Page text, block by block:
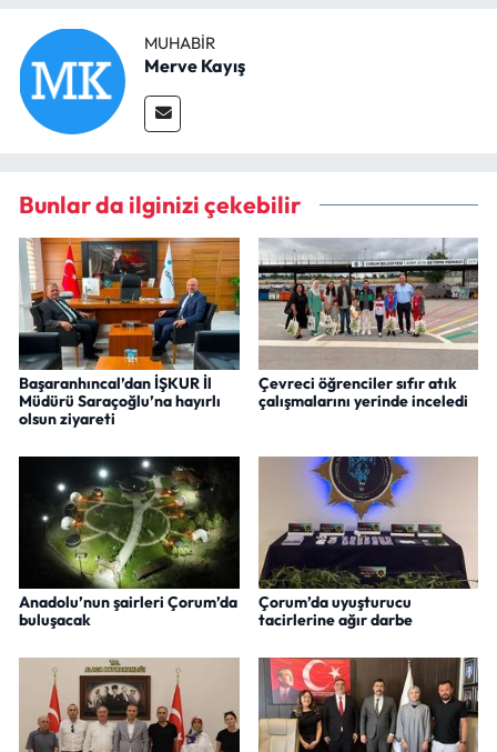
MUHABIR
Merve Kayış
Bunlar da ilginizi çekebilir
Başaranhıncal’dan İŞKUR İl
Müdürü Saraçoğlu’na hayırlı
olsun ziyareti
Çevreci öğrenciler sıfır atık
çalışmalarını yerinde inceledi
Anadolu’nun şairleri Çorum’da
buluşacak
Çorum’da uyuşturucu
tacirlerine ağır darbe